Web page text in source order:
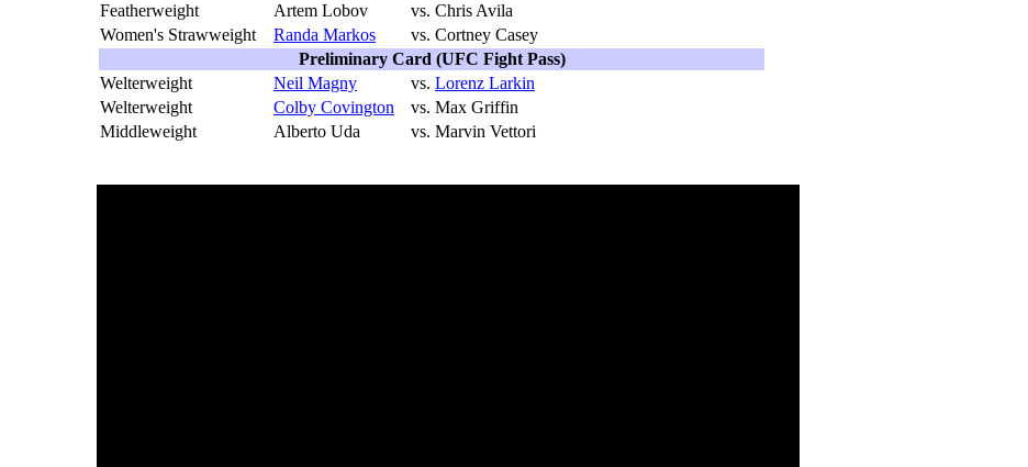
Featherweight
Artem Lobov vs. Chris Avila
Women's Strawweight
Randa Markos vs. Cortney Casey
Preliminary Card (UFC Fight Pass)
Welterweight
Neil Magny vs. Lorenz Larkin
Welterweight
Colby Covington vs. Max Griffin
Middleweight
Alberto Uda vs. Marvin Vettori